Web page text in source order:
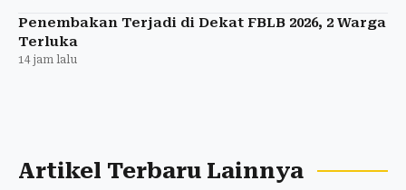
Penembakan Terjadi di Dekat FBLB 2026, 2 Warga
Terluka
14 jam lalu
Artikel Terbaru Lainnya